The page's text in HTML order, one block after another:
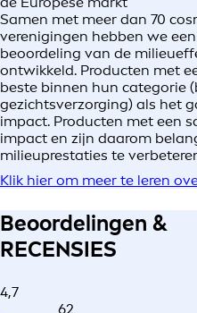
Samen met meer dan 70
verenigingen hebben we
beoordeling van de
ontwikkeld. Producten met
beste binnen hun categorie
gezichtsverzorging) als het
impact. Producten met een
impact en zijn daarom
milieuprestaties te
Klik hier om meer te leren
Beoordelingen &
RECENSIES
4,7
62